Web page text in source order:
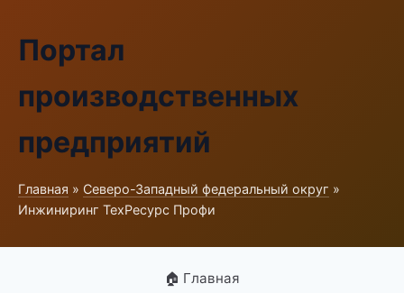
Портал
производственных
предприятий
Главная » Северо-Западный федеральный округ »
Инжиниринг ТехРесурс Профи
🏠 Главная